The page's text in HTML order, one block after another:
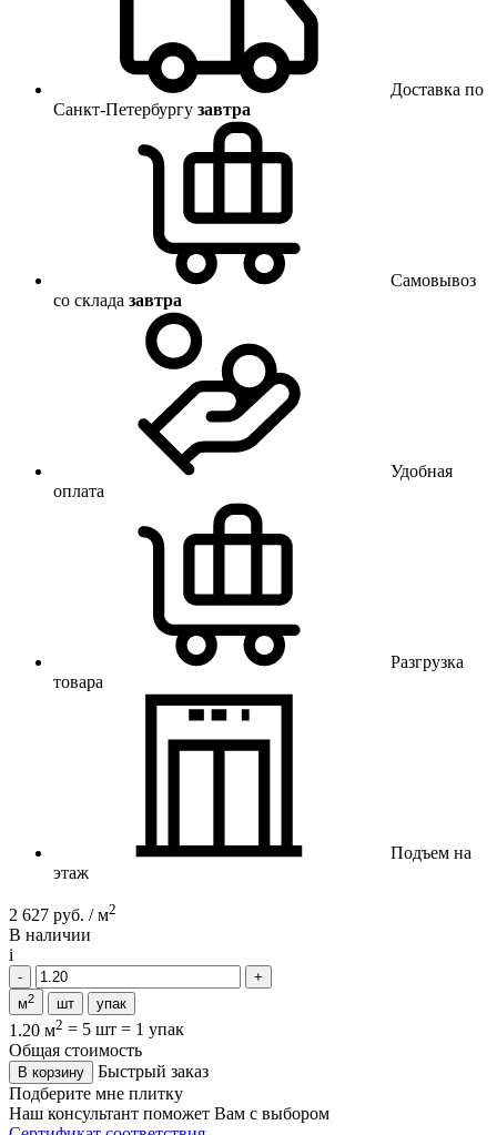
Доставка по
Санкт-Петербургу завтра
Самовывоз
со склада завтра
Удобная
оплата
Разгрузка
товара
Подъем на
этаж
2 627 руб. / м2
В наличии
i
м2 шт упак
1.20 м2 = 5 шт = 1 упак
Общая стоимость
В корзину
Быстрый заказ
Подберите мне плитку
Наш консультант поможет Вам с выбором